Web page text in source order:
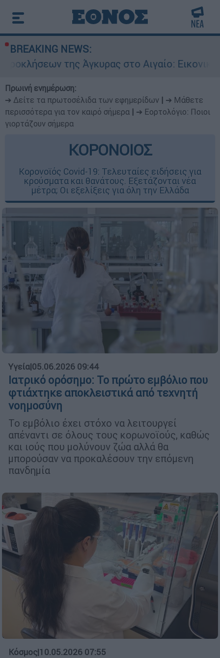
BREAKING NEWS:
Άγκυρας στο Αιγαίο: Εικονική αερομαχία
Πρωινή ενημέρωση:
➔ Δείτε τα πρωτοσέλιδα των εφημερίδων
➔ Μάθετε
περισσότερα για τον καιρό σήμερα
➔ Εορτολόγιο: Ποιοι
γιορτάζουν σήμερα
ΚΟΡΟΝΟΙΟΣ
Κορονοϊός Covid-19: Τελευταίες ειδήσεις για
κρούσματα και θανάτους. Εξετάζονται νέα
μέτρα; Οι εξελίξεις για όλη την Ελλάδα
Υγεία|05.06.2026 09:44
Ιατρικό ορόσημο: Το πρώτο εμβόλιο που
φτιάχτηκε αποκλειστικά από τεχνητή
νοημοσύνη
Το εμβόλιο έχει στόχο να λειτουργεί
απέναντι σε όλους τους κορωνοϊούς, καθώς
και ιούς που μολύνουν ζώα αλλά θα
μπορούσαν να προκαλέσουν την επόμενη
πανδημία
Κόσμος|10.05.2026 07:55